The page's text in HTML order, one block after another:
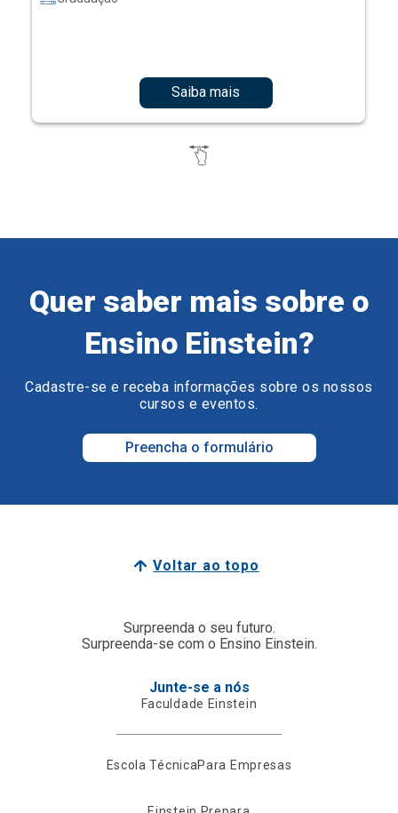
Saiba mais
Quer saber mais sobre o
Ensino Einstein?
Cadastre-se e receba informações sobre os nossos
cursos e eventos.
Preencha o formulário
Voltar ao topo
Surpreenda o seu futuro.
Surpreenda-se com o Ensino Einstein.
Junte-se a nós
Faculdade Einstein
Escola TécnicaPara Empresas